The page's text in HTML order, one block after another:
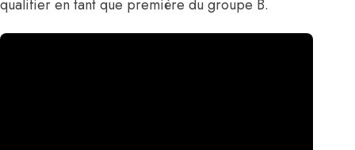
qualifier en tant que première du groupe B.